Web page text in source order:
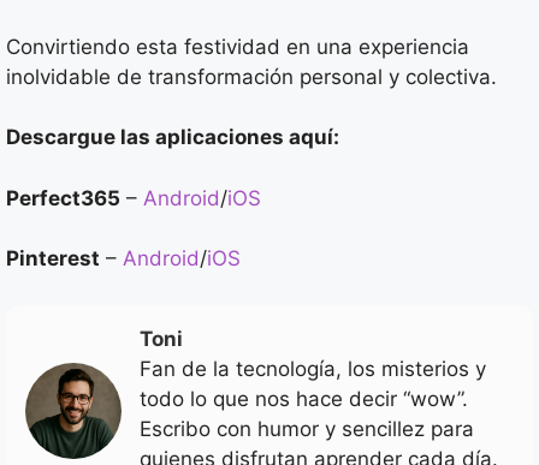
Convirtiendo esta festividad en una experiencia
inolvidable de transformación personal y colectiva.
Descargue las aplicaciones aquí:
Perfect365 – Android/iOS
Pinterest – Android/iOS
Toni
Fan de la tecnología, los misterios y
todo lo que nos hace decir “wow”.
Escribo con humor y sencillez para
quienes disfrutan aprender cada día.